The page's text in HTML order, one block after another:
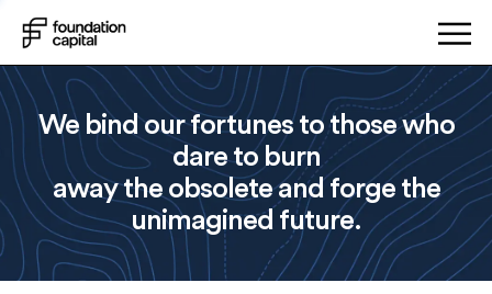
We bind our fortunes to those who
dare to burn
away the obsolete and forge the
unimagined future.